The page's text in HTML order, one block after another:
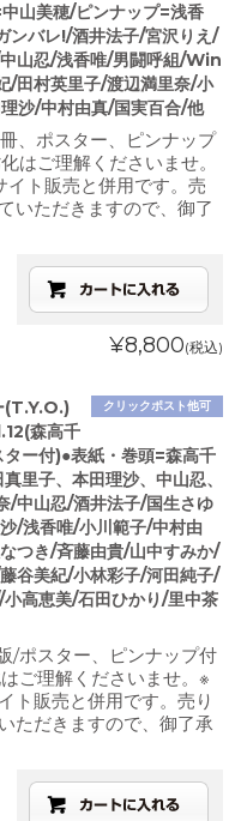
山美穂/ピンナップ=浅香
ンバレ!/酒井法子/宮沢りえ/
山忍/浅香唯/男闘呼組/Win
/田村英里子/渡辺満里奈/小
沙/中村由真/国実百合/他
、ポスター、ピンナップ
はご理解くださいませ。
ト販売と併用です。売
いただきますので、御了
¥8,800(税込)
クリックポスト他可
(T.Y.O.)
森高千
ー付)●表紙・巻頭=森高千
里子、本田理沙、中山忍、
/中山忍/酒井法子/国生さゆ
/浅香唯/小川範子/中村由
つき/斉藤由貴/山中すみか/
谷美紀/小林彩子/河田純子/
高恵美/石田ひかり/里中茶
/ポスター、ピンナップ付
ご理解くださいませ。※
ト販売と併用です。売り
ただきますので、御了承